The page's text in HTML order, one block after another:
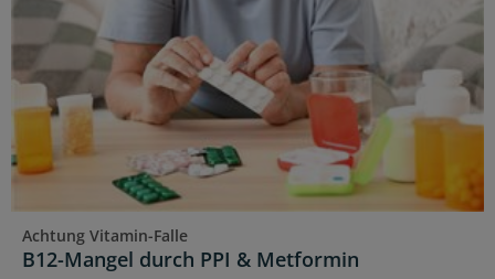
Achtung Vitamin-Falle
B12-Mangel durch PPI & Metformin